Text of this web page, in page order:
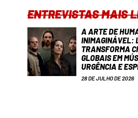
ENTREVISTAS MAIS
A ARTE DE
INIMAGINÁVEL:
TRANSFORMA
GLOBAIS EM
URGÊNCIA E
28 DE JULHO DE 2026